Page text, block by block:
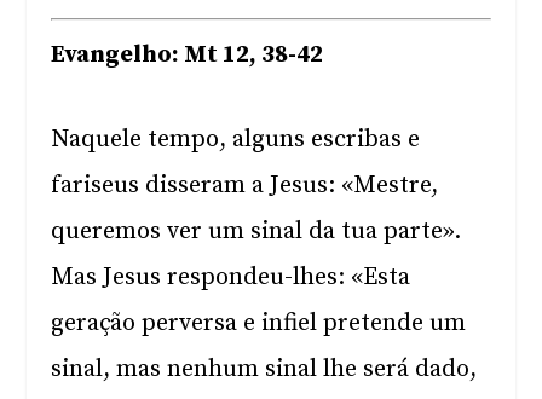
Evangelho: Mt 12, 38-42
Naquele tempo, alguns escribas e
fariseus disseram a Jesus: «Mestre,
queremos ver um sinal da tua parte».
Mas Jesus respondeu-lhes: «Esta
geração perversa e infiel pretende um
sinal, mas nenhum sinal lhe será dado,